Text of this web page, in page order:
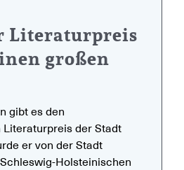
Literaturpreis
großen
gibt es den
Literaturpreis der Stadt
er von der Stadt
Holsteinischen